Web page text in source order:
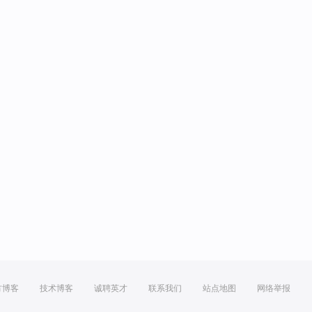
博客 技术博客 诚聘英才 联系我们 站点地图 网络举报